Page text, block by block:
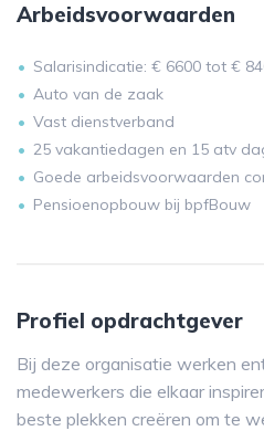
Arbeidsvoorwaarden
Salarisindicatie: € 6600 tot €
Auto van de zaak
Vast dienstverband
25 vakantiedagen en 15 atv
Goede arbeidsvoorwaarden
Pensioenopbouw bij bpfBouw
Profiel opdrachtgever
Bij deze organisatie werken
medewerkers die elkaar
beste plekken creëren om te